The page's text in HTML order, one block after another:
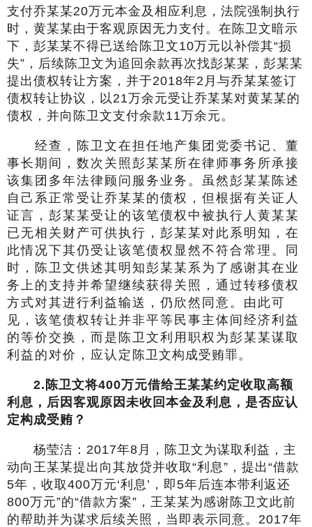
支付乔某某20万元本金及相应利息，法院强制执行
时，黄某某由于客观原因无力支付。在陈卫文暗示
下，彭某某不得已送给陈卫文10万元以补偿其“损
失”，后续陈卫文为追回余款再次找彭某某，彭某某
提出债权转让方案，并于2018年2月与乔某某签订
债权转让协议，以21万余元受让乔某某对黄某某的
债权，并向陈卫文支付余款11万余元。
经查，陈卫文在担任地产集团党委书记、董
事长期间，数次关照彭某某所在律师事务所承接
该集团多年法律顾问服务业务。虽然彭某某陈述
自己系正常受让乔某某的债权，但根据有关证人
证言，彭某某受让的该笔债权中被执行人黄某某
已无相关财产可供执行，彭某某对此系明知，在
此情况下其仍受让该笔债权显然不符合常理。同
时，陈卫文供述其明知彭某某系为了感谢其在业
务上的支持并希望继续获得关照，通过转移债权
方式对其进行利益输送，仍欣然同意。由此可
见，该笔债权转让并非平等民事主体间经济利益
的等价交换，而是陈卫文利用职权为彭某某谋取
利益的对价，应认定陈卫文构成受贿罪。
2. 陈卫文将400万元借给王某某约定收取高额
利息，后因客观原因未收回本金及利息，是否应认
定构成受贿？
杨莹洁：2017年8月，陈卫文为谋取利益，主
动向王某某提出向其放贷并收取“利息”，提出“借款
5年，收取400万元‘利息’，即5年后连本带利返还
800万元”的“借款方案”，王某某为感谢陈卫文此前
的帮助并为谋求后续关照，当即表示同意。2017年